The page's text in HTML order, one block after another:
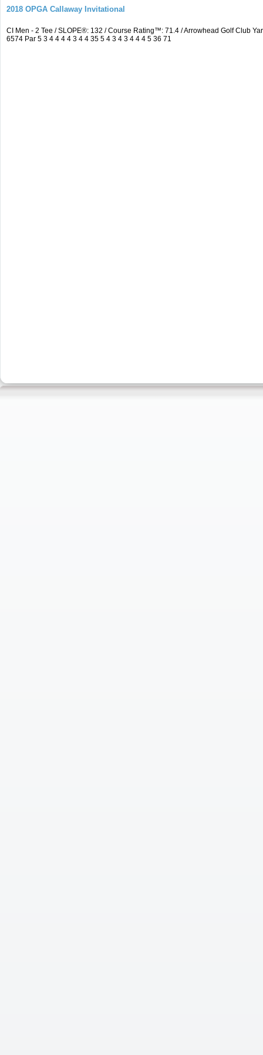
2018 OPGA Callaway Invitational
CI Men - 2 Tee / SLOPE®: 132 / Course Rating™: 71.4 / Arrowhead Golf Club
6574 Par 5 3 4 4 4 4 3 4 4 35 5 4 3 4 3 4 4 4 5 36 71